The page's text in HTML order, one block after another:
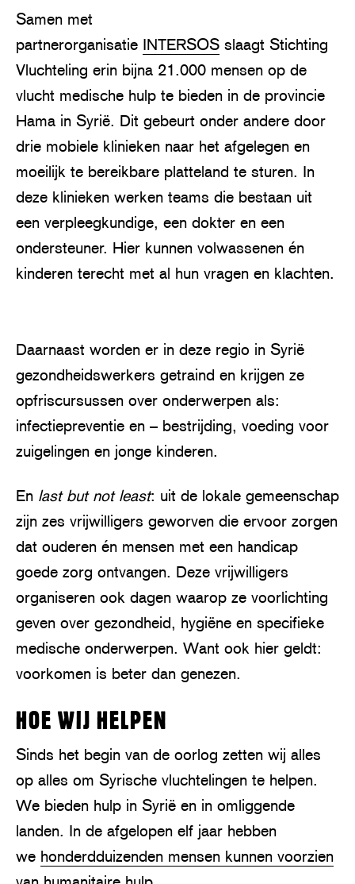
Samen met
partnerorganisatie INTERSOS slaagt Stichting
Vluchteling erin bijna 21.000 mensen op de
vlucht medische hulp te bieden in de provincie
Hama in Syrië. Dit gebeurt onder andere door
drie mobiele klinieken naar het afgelegen en
moeilijk te bereikbare platteland te sturen. In
deze klinieken werken teams die bestaan uit
een verpleegkundige, een dokter en een
ondersteuner. Hier kunnen volwassenen én
kinderen terecht met al hun vragen en klachten.
Daarnaast worden er in deze regio in Syrië
gezondheidswerkers getraind en krijgen ze
opfriscursussen over onderwerpen als:
infectiepreventie en – bestrijding, voeding voor
zuigelingen en jonge kinderen.
En last but not least: uit de lokale gemeenschap
zijn zes vrijwilligers geworven die ervoor zorgen
dat ouderen én mensen met een handicap
goede zorg ontvangen. Deze vrijwilligers
organiseren ook dagen waarop ze voorlichting
geven over gezondheid, hygiëne en specifieke
medische onderwerpen. Want ook hier geldt:
voorkomen is beter dan genezen.
HOE WIJ HELPEN
Sinds het begin van de oorlog zetten wij alles
op alles om Syrische vluchtelingen te helpen.
We bieden hulp in Syrië en in omliggende
landen. In de afgelopen elf jaar hebben
we honderdduizenden mensen kunnen voorzien